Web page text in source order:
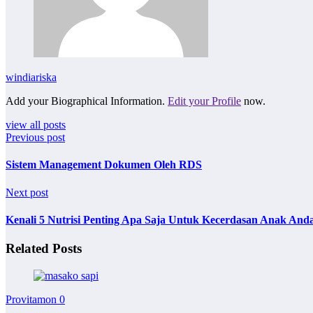
windiariska
Add your Biographical Information. Edit your Profile now.
view all posts
Previous post
Sistem Management Dokumen Oleh RDS
Next post
Kenali 5 Nutrisi Penting Apa Saja Untuk Kecerdasan Anak
Related Posts
Provitamon 0